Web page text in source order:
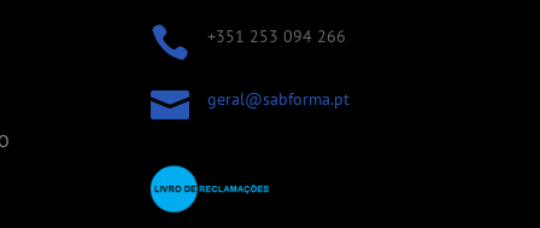
 +351 253 094 266
 geral@sabforma.pt